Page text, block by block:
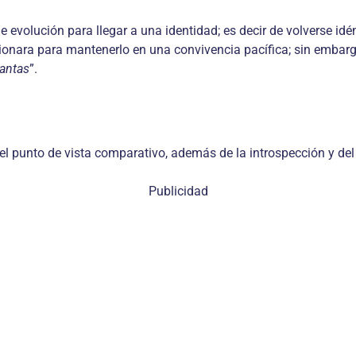
evolución para llegar a una identidad; es decir de volverse
para mantenerlo en una convivencia pacífica; sin
”.
punto de vista comparativo, además de la introspección y
Publicidad